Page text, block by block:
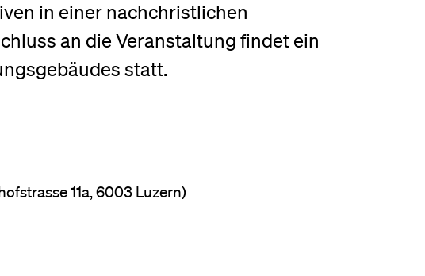
in einer nachchristlichen
an die Veranstaltung findet ein
statt.
11a, 6003 Luzern)